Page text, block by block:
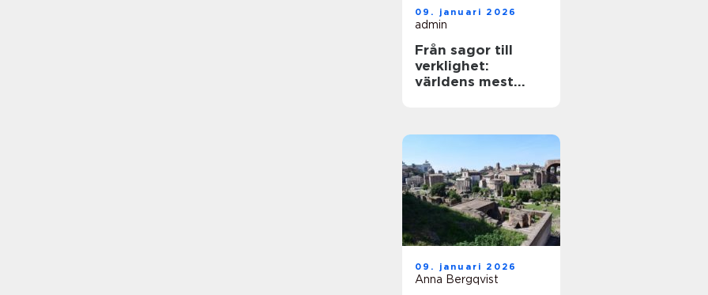
09. januari 2026
admin
Från sagor till
verklighet:
världens mest
09. januari 2026
Anna Bergqvist